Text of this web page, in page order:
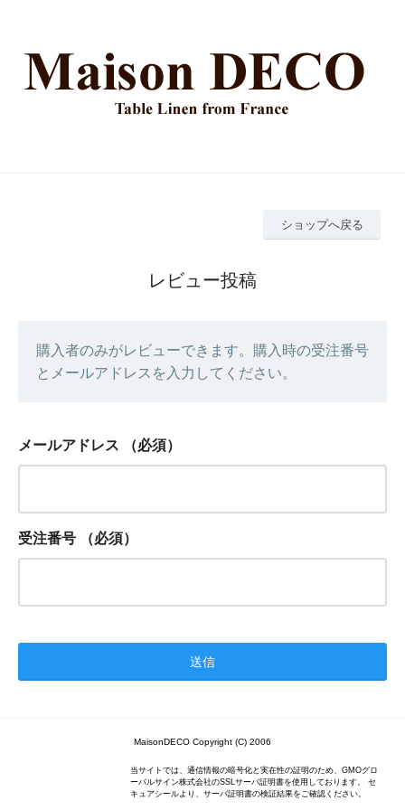
ショップへ戻る
レビュー投稿
購入者のみがレビューできます。購入時の受注番号
とメールアドレスを入力してください。
メールアドレス （必須）
受注番号 （必須）
MaisonDECO Copyright (C) 2006
当サイトでは、通信情報の暗号化と実在性の証明のため、GMOグロ
ーバルサイン株式会社のSSLサーバ証明書を使用しております。 セ
キュアシールより、サーバ証明書の検証結果をご確認ください。